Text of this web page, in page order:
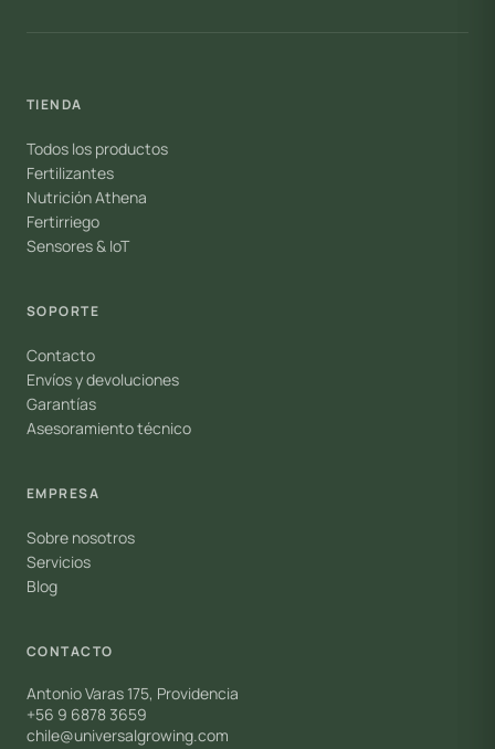
TIENDA
Todos los productos
Fertilizantes
Nutrición Athena
Fertirriego
Sensores & IoT
SOPORTE
Contacto
Envíos y devoluciones
Garantías
Asesoramiento técnico
EMPRESA
Sobre nosotros
Servicios
Blog
CONTACTO
Antonio Varas 175, Providencia
+56 9 6878 3659
chile@universalgrowing.com